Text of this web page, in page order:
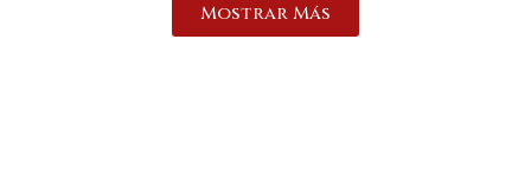
Mostrar Más